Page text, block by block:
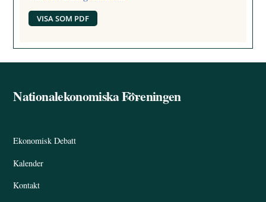
VISA SOM PDF
Back
Nationalekonomiska Föreningen
Ekonomisk Debatt
Kalender
Kontakt